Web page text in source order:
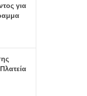
για